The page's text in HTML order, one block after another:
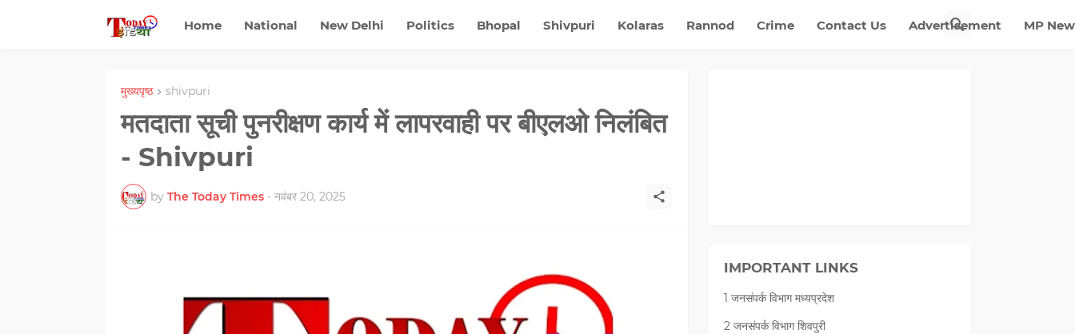
Home National New Delhi Politics Bhopal Shivpuri Kolaras Rannod Crime Contact Us Advertisement MP
मुख्यपृष्ठ shivpuri
मतदाता सूची पुनरीक्षण कार्य में लापरवाही पर बीएलओ निलंबित
- Shivpuri
by The Today Times - नवंबर 20, 2025
IMPORTANT LINKS
1 जनसंपर्क विभाग मध्यप्रदेश
2 जनसंपर्क विभाग शिवपुरी